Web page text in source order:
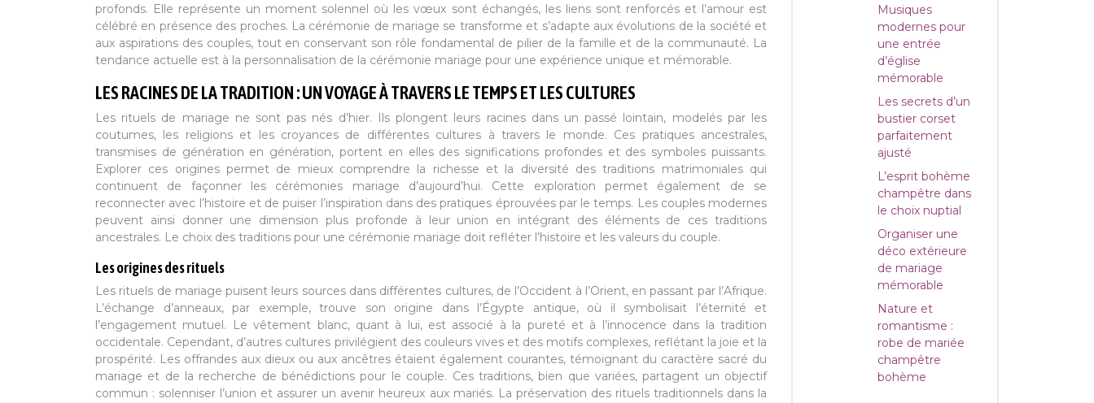
profonds. Elle représente un moment solennel où les vœux sont échangés, les liens sont renforcés et l’amour est
célébré en présence des proches. La cérémonie de mariage se transforme et s’adapte aux évolutions de la société et
aux aspirations des couples, tout en conservant son rôle fondamental de pilier de la famille et de la communauté. La
tendance actuelle est à la personnalisation de la cérémonie mariage pour une expérience unique et mémorable.
LES RACINES DE LA TRADITION : UN VOYAGE À TRAVERS LE TEMPS ET LES CULTURES
Les rituels de mariage ne sont pas nés d’hier. Ils plongent leurs racines dans un passé lointain, modelés par les
coutumes, les religions et les croyances de différentes cultures à travers le monde. Ces pratiques ancestrales,
transmises de génération en génération, portent en elles des significations profondes et des symboles puissants.
Explorer ces origines permet de mieux comprendre la richesse et la diversité des traditions matrimoniales qui
continuent de façonner les cérémonies mariage d’aujourd’hui. Cette exploration permet également de se
reconnecter avec l’histoire et de puiser l’inspiration dans des pratiques éprouvées par le temps. Les couples modernes
peuvent ainsi donner une dimension plus profonde à leur union en intégrant des éléments de ces traditions
ancestrales. Le choix des traditions pour une cérémonie mariage doit refléter l’histoire et les valeurs du couple.
Les origines des rituels
Les rituels de mariage puisent leurs sources dans différentes cultures, de l’Occident à l’Orient, en passant par l’Afrique.
L’échange d’anneaux, par exemple, trouve son origine dans l’Égypte antique, où il symbolisait l’éternité et
l’engagement mutuel. Le vêtement blanc, quant à lui, est associé à la pureté et à l’innocence dans la tradition
occidentale. Cependant, d’autres cultures privilégient des couleurs vives et des motifs complexes, reflétant la joie et la
prospérité. Les offrandes aux dieux ou aux ancêtres étaient également courantes, témoignant du caractère sacré du
mariage et de la recherche de bénédictions pour le couple. Ces traditions, bien que variées, partagent un objectif
commun : solenniser l’union et assurer un avenir heureux aux mariés. La préservation des rituels traditionnels dans la
Musiques
modernes pour
une entrée
d’église
mémorable
Les secrets d’un
bustier corset
parfaitement
ajusté
L’esprit bohème
champêtre dans
le choix nuptial
Organiser une
déco extérieure
de mariage
mémorable
Nature et
romantisme :
robe de mariée
champêtre
bohème